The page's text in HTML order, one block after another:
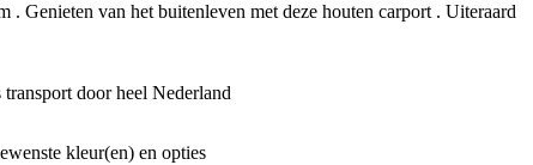
. Genieten van het buitenleven met deze houten carport . Uiteraard
door heel Nederland
kleur(en) en opties